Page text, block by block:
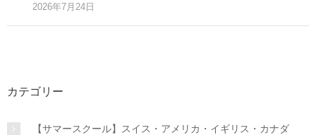
2026年7月24日
カテゴリー
【サマースクール】スイス・アメリカ・イギリス・カナダ